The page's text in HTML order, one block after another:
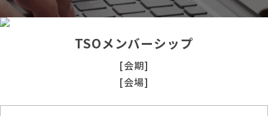
TSOメンバーシップ
[会期]
[会場]